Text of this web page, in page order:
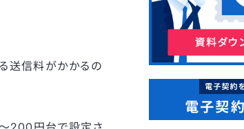
送信料がかかるの